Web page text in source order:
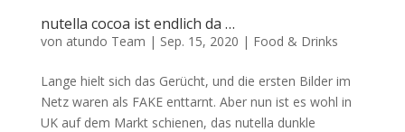
nutella cocoa ist endlich da …
von atundo Team | Sep. 15, 2020 | Food & Drinks
Lange hielt sich das Gerücht, und die ersten Bilder im
Netz waren als FAKE enttarnt. Aber nun ist es wohl in
UK auf dem Markt schienen, das nutella dunkle